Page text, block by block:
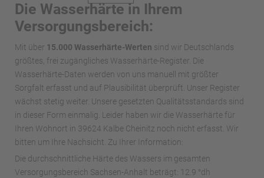
Die Wasserhärte in Ihrem
Versorgungsbereich:
Mit über 15.000 Wasserhärte-Werten sind wir Deutschlands
größtes, frei zugängliches Wasserhärte-Register. Die
Wasserhärte-Daten werden von uns manuell mit größter
Sorgfalt erfasst und auf Plausibilität überprüft. Unser Register
wächst stetig weiter. Unsere gesetzten Qualitätsstandards sind
in dieser Form einmalig. Leider haben wir die Wasserhärte für
Ihren Wohnort in 39624 Kalbe Cheinitz noch nicht erfasst. Wir
bitten um Ihre Nachsicht. Zu Ihrer Information:
Die durchschnittliche Härte des Wassers im gesamten
Versorgungsbereich Sachsen-Anhalt beträgt: 12.9 °dh